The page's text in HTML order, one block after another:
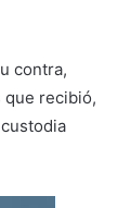
contra,
que recibió,